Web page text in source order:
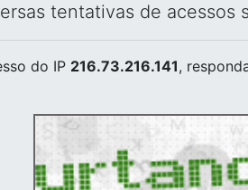
tentativas de acessos
do IP 216.73.216.141,